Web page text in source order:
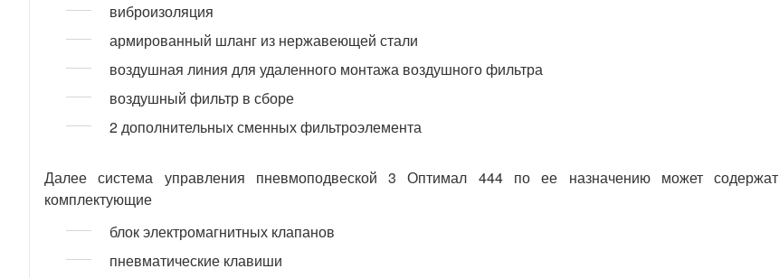
виброизоляция
армированный шланг из нержавеющей стали
воздушная линия для удаленного монтажа воздушного фильтра
воздушный фильтр в сборе
2 дополнительных сменных фильтроэлемента
Далее система управления пневмоподвеской 3 Оптимал 444 по ее назначению может
комплектующие
блок электромагнитных клапанов
пневматические клавиши